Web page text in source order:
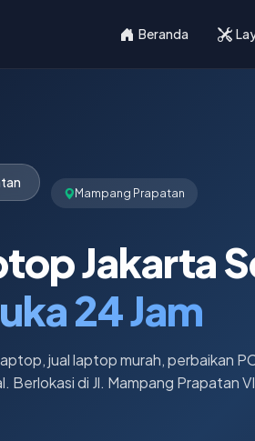
Beranda
Mampang Prapatan
Jakarta
24 Jam
jual laptop murah, perbaikan
di Jl. Mampang Prapatan